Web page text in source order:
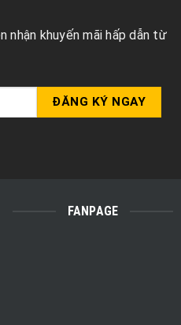
nhận khuyến mãi hấp dẫn từ
FANPAGE